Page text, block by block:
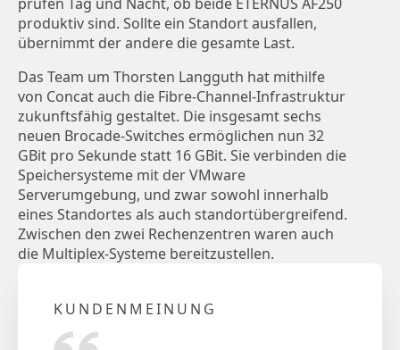
produktiv sind. Sollte ein Standort ausfallen,
übernimmt der andere die gesamte Last.
Das Team um Thorsten Langguth hat mithilfe
von Concat auch die Fibre-Channel-Infrastruktur
zukunftsfähig gestaltet. Die insgesamt sechs
neuen Brocade-Switches ermöglichen nun 32
GBit pro Sekunde statt 16 GBit. Sie verbinden die
Speichersysteme mit der VMware
Serverumgebung, und zwar sowohl innerhalb
eines Standortes als auch standortübergreifend.
Zwischen den zwei Rechenzentren waren auch
die Multiplex-Systeme bereitzustellen.
KUNDENMEINUNG